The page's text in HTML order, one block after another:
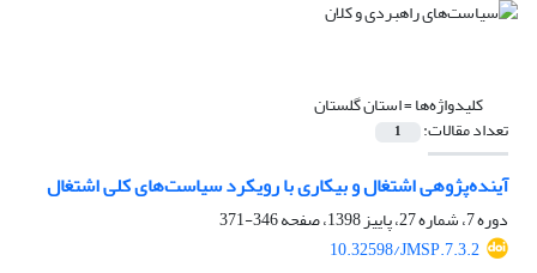
کلیدواژه‌ها =استان گلستان
تعداد مقالات: 1
آینده‌پژوهی اشتغال و بیکاری با رویکرد سیاست‌های کلی اشتغال
دوره 7، شماره 27، پاییز 1398، صفحه
346-371
10.32598/JMSP.7.3.2